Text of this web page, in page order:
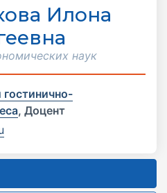
Илона
наук
, Доцент